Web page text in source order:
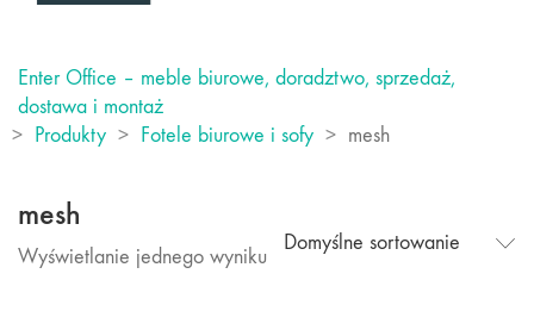
Enter Office – meble biurowe, doradztwo, sprzedaż,
dostawa i montaż
>
Produkty > Fotele biurowe i sofy > mesh
mesh
Wyświetlanie jednego wyniku
Domyślne sortowanie